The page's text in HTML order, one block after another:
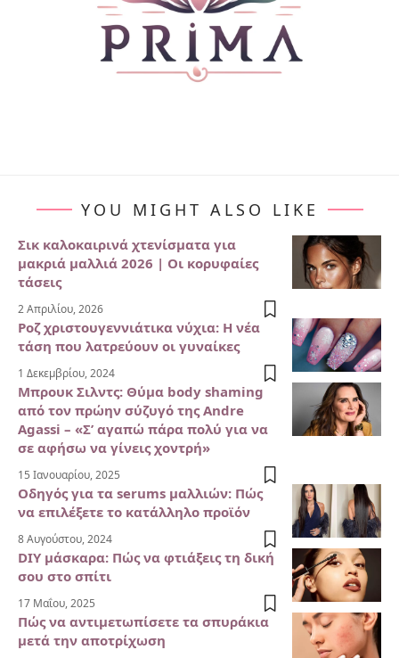
YOU MIGHT ALSO LIKE
Σικ καλοκαιρινά χτενίσματα για
μακριά μαλλιά 2026 | Οι κορυφαίες
τάσεις
2 Απριλίου, 2026
Ροζ χριστουγεννιάτικα νύχια: Η νέα
τάση που λατρεύουν οι γυναίκες
1 Δεκεμβρίου, 2024
Μπρουκ Σιλντς: Θύμα body shaming
από τον πρώην σύζυγό της Andre
Agassi – «Σ’ αγαπώ πάρα πολύ για να
σε αφήσω να γίνεις χοντρή»
15 Ιανουαρίου, 2025
Οδηγός για τα serums μαλλιών: Πώς
να επιλέξετε το κατάλληλο προϊόν
8 Αυγούστου, 2024
DIY μάσκαρα: Πώς να φτιάξεις τη δική
σου στο σπίτι
17 Μαΐου, 2025
Πώς να αντιμετωπίσετε τα σπυράκια
μετά την αποτρίχωση